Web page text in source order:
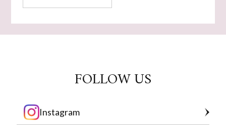
FOLLOW US
Instagram